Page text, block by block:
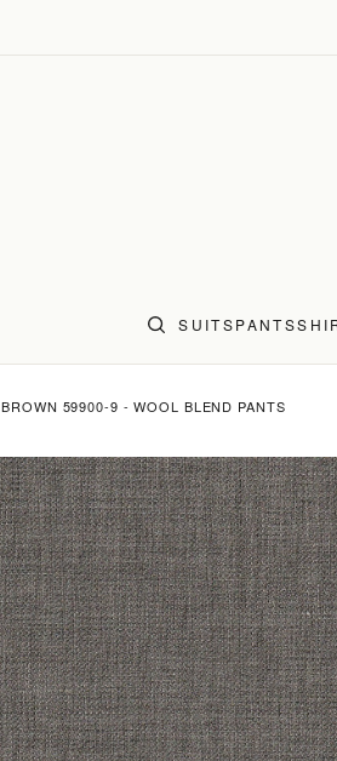
SUITSPANTS
BROWN 59900-9 - WOOL BLEND PANTS